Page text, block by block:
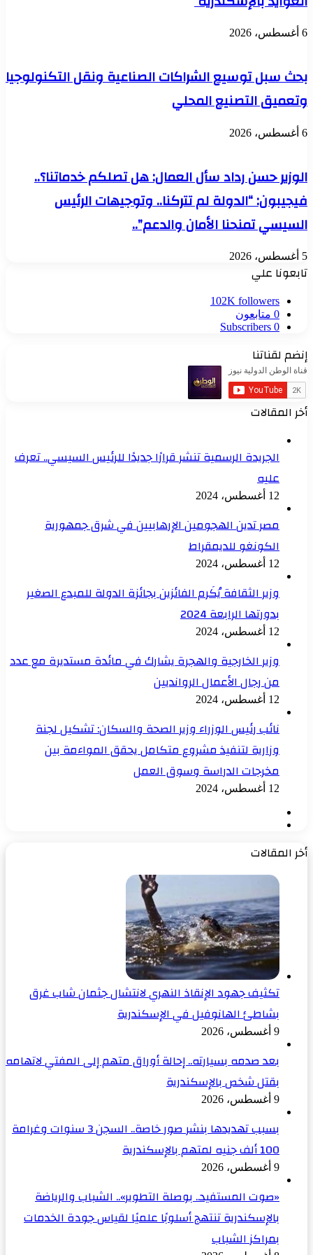
6 أغسطس، 2026
بحث سبل توسيع الشراكات الصناعية ونقل التكنولوجيا
وتعميق التصنيع المحلي
6 أغسطس، 2026
الوزير حسن رداد سأل العمال: هل تصلكم خدماتنا؟..
فيجيبون: “الدولة لم تتركنا.. وتوجيهات الرئيس
السيسي تمنحنا الأمان والدعم”..
5 أغسطس، 2026
تابعونا علي
102K followers
0 متابعون
0
Subscribers
إنضم لقناتنا
أخر المقالات
الجريدة الرسمية تنشر قرارًا جديدًا للرئيس السيسي.. تعرف
عليه
12 أغسطس، 2024
مصر تدين الهجومين الإرهابيين في شرق جمهورية
الكونغو للديمقراط
12 أغسطس، 2024
وزير الثقافة يُكَرم الفائزين بجائزة الدولة للمبدع الصغير
بدورتها الرابعة 2024
12 أغسطس، 2024
وزير الخارجية والهجرة يشارك في مائدة مستديرة مع عدد
من رجال الأعمال الروانديين
12 أغسطس، 2024
نائب رئيس الوزراء وزير الصحة والسكان: تشكيل لجنة
وزارية لتنفيذ مشروع متكامل يحقق المواءمة بين
مخرجات الدراسة وسوق العمل
12 أغسطس، 2024
أخر المقالات
تكثيف جهود الإنقاذ النهري لانتشال جثمان شاب غرق
بشاطئ الهانوفيل في الإسكندرية
9 أغسطس، 2026
بعد صدمه بسيارته.. إحالة أوراق متهم إلى المفتي لاتهامه
بقتل شخص بالإسكندرية
9 أغسطس، 2026
بسبب تهديدها بنشر صور خاصة.. السجن 3 سنوات وغرامة
100 ألف جنيه لمتهم بالإسكندرية
9 أغسطس، 2026
«صوت المستفيد.. بوصلة التطوير».. الشباب والرياضة
بالإسكندرية تنتهج أسلوبًا علميًا لقياس جودة الخدمات
بمراكز الشباب